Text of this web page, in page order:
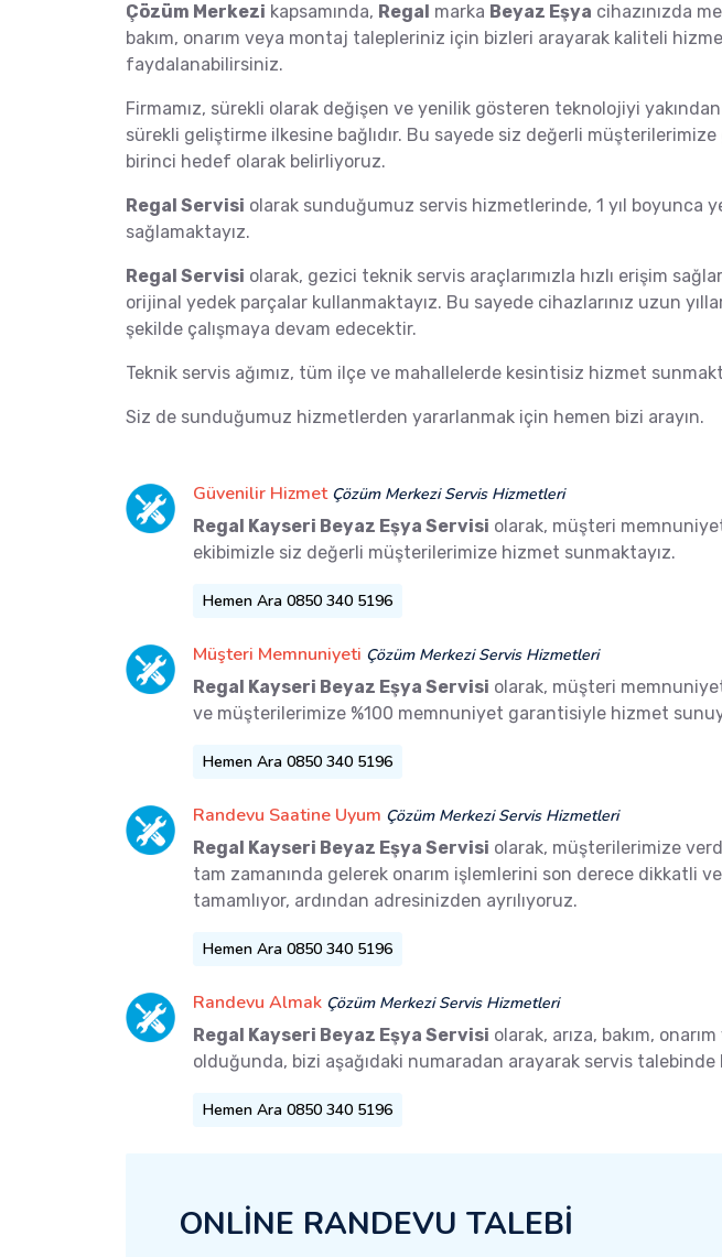
Çözüm Merkezi kapsamında, Regal marka Beyaz Eşya cihazınızda
bakım, onarım veya montaj talepleriniz için bizleri arayarak kaliteli
faydalanabilirsiniz.
Firmamız, sürekli olarak değişen ve yenilik gösteren teknolojiyi
sürekli geliştirme ilkesine bağlıdır. Bu sayede siz değerli
birinci hedef olarak belirliyoruz.
Regal Servisi olarak sunduğumuz servis hizmetlerinde, 1 yıl boyunca
sağlamaktayız.
Regal Servisi olarak, gezici teknik servis araçlarımızla hızlı erişim
orijinal yedek parçalar kullanmaktayız. Bu sayede cihazlarınız uzun
şekilde çalışmaya devam edecektir.
Teknik servis ağımız, tüm ilçe ve mahallelerde kesintisiz hizmet
Siz de sunduğumuz hizmetlerden yararlanmak için hemen bizi arayın.
Güvenilir Hizmet Çözüm Merkezi Servis Hizmetleri
Regal Kayseri Beyaz Eşya Servisi olarak, müşteri
ekibimizle siz değerli müşterilerimize hizmet sunmaktayız.
Hemen Ara 0850 340 5196
Müşteri Memnuniyeti Çözüm Merkezi Servis Hizmetleri
Regal Kayseri Beyaz Eşya Servisi olarak, müşteri
ve müşterilerimize %100 memnuniyet garantisiyle hizmet
Hemen Ara 0850 340 5196
Randevu Saatine Uyum Çözüm Merkezi Servis Hizmetleri
Regal Kayseri Beyaz Eşya Servisi olarak, müşterilerimize
tam zamanında gelerek onarım işlemlerini son derece dikkatli ve
tamamlıyor, ardından adresinizden ayrılıyoruz.
Hemen Ara 0850 340 5196
Randevu Almak Çözüm Merkezi Servis Hizmetleri
Regal Kayseri Beyaz Eşya Servisi olarak, arıza, bakım,
olduğunda, bizi aşağıdaki numaradan arayarak servis
Hemen Ara 0850 340 5196
ONLİNE RANDEVU TALEBİ